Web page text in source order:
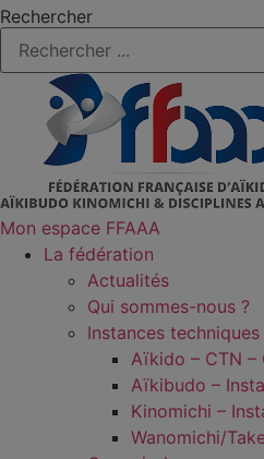
Rechercher
Mon espace FFAAA
La fédération
Actualités
Qui sommes-nous ?
Instances techniques
Aïkido – CTN –
Aïkibudo –
Kinomichi –
Wanomichi/